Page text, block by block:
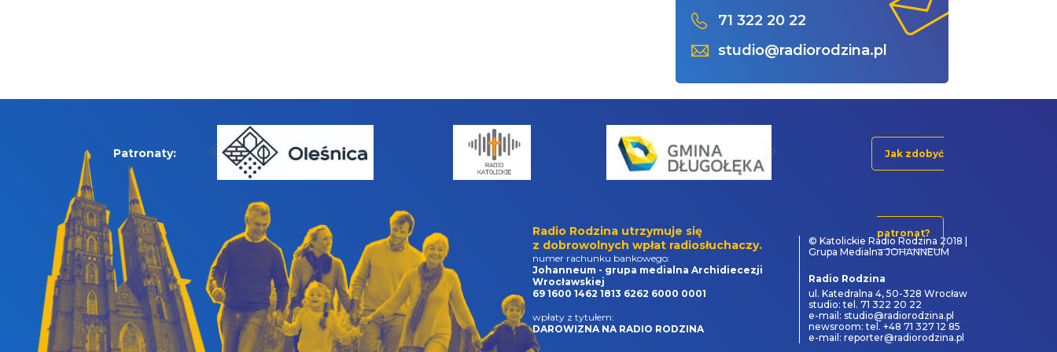
71 322 20 22
studio@radiorodzina.pl
Patronaty: Jak zdobyć
patronat?
Radio Rodzina utrzymuje się
z dobrowolnych wpłat radiosłuchaczy.
numer rachunku bankowego:
Johanneum - grupa medialna Archidiecezji
Wrocławskiej
69 1600 1462 1813 6262 6000 0001
wpłaty z tytułem:
DAROWIZNA NA RADIO RODZINA
© Katolickie Radio Rodzina 2018 |
Grupa Medialna JOHANNEUM
Radio Rodzina
ul. Katedralna 4, 50-328 Wrocław
studio: tel. 71 322 20 22
e-mail: studio@radiorodzina.pl
newsroom: tel. +48 71 327 12 85
e-mail: reporter@radiorodzina.pl